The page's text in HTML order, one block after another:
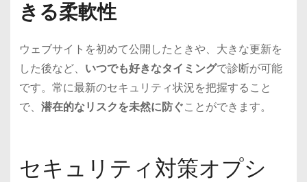
きる柔軟性
ウェブサイトを初めて公開したときや、大きな更新を
した後など、 いつでも好きなタイミングで診断が可能
です。常に最新のセキュリティ状況を把握すること
で、 潜在的なリスクを未然に防ぐことができます。
セキュリティ対策オプシ